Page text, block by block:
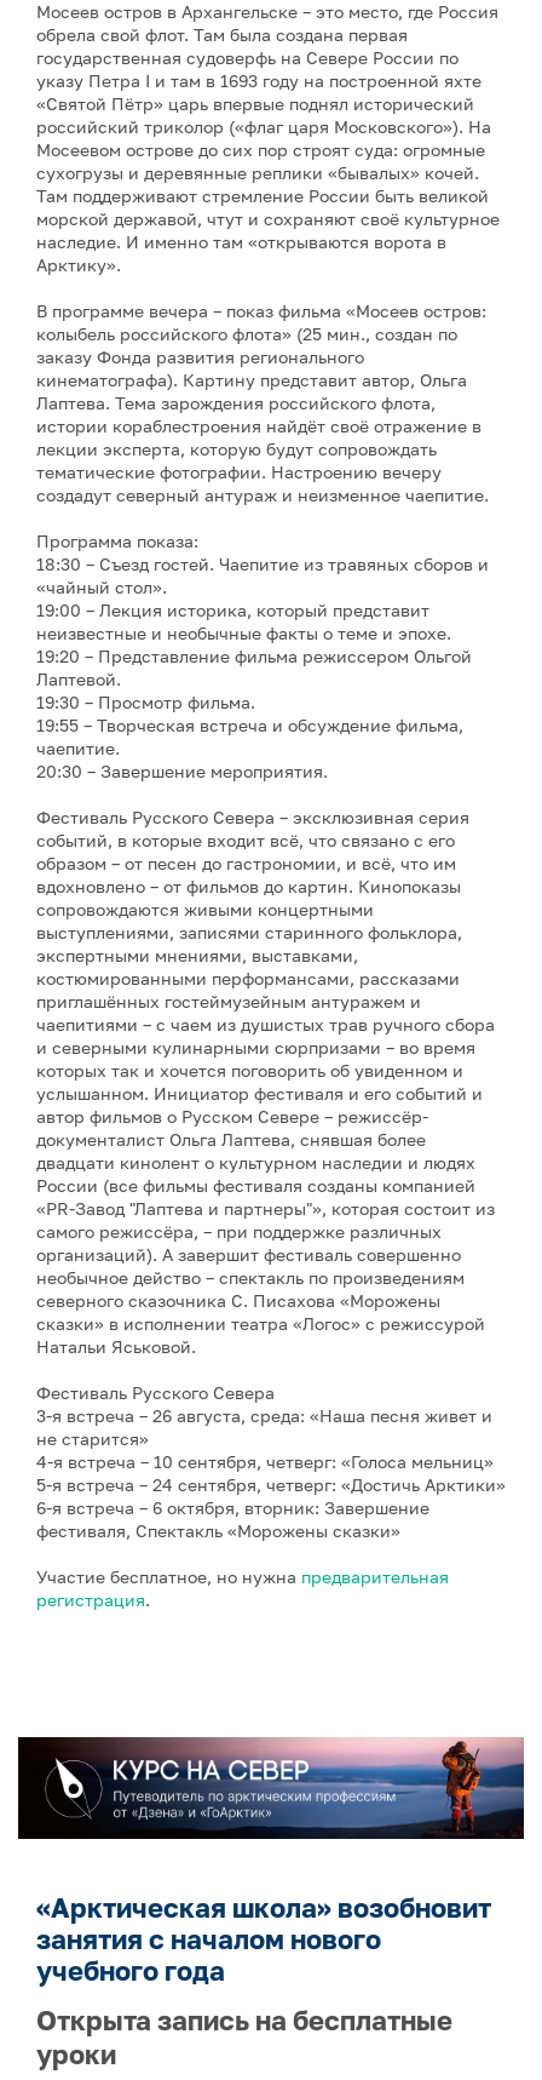
Мосеев остров в Архангельске – это место, где Россия
обрела свой флот. Там была создана первая
государственная судоверфь на Севере России по
указу Петра I и там в 1693 году на построенной яхте
«Святой Пётр» царь впервые поднял исторический
российский триколор («флаг царя Московского»). На
Мосеевом острове до сих пор строят суда: огромные
сухогрузы и деревянные реплики «бывалых» кочей.
Там поддерживают стремление России быть великой
морской державой, чтут и сохраняют своё культурное
наследие. И именно там «открываются ворота в
Арктику».
В программе вечера – показ фильма «Мосеев остров:
колыбель российского флота» (25 мин., создан по
заказу Фонда развития регионального
кинематографа). Картину представит автор, Ольга
Лаптева. Тема зарождения российского флота,
истории кораблестроения найдёт своё отражение в
лекции эксперта, которую будут сопровождать
тематические фотографии. Настроению вечеру
создадут северный антураж и неизменное чаепитие.
Программа показа:
18:30 – Съезд гостей. Чаепитие из травяных сборов и
«чайный стол».
19:00 – Лекция историка, который представит
неизвестные и необычные факты о теме и эпохе.
19:20 – Представление фильма режиссером Ольгой
Лаптевой.
19:30 – Просмотр фильма.
19:55 – Творческая встреча и обсуждение фильма,
чаепитие.
20:30 – Завершение мероприятия.
Фестиваль Русского Севера – эксклюзивная серия
событий, в которые входит всё, что связано с его
образом – от песен до гастрономии, и всё, что им
вдохновлено – от фильмов до картин. Кинопоказы
сопровождаются живыми концертными
выступлениями, записями старинного фольклора,
экспертными мнениями, выставками,
костюмированными перформансами, рассказами
приглашённых гостеймузейным антуражем и
чаепитиями – с чаем из душистых трав ручного сбора
и северными кулинарными сюрпризами – во время
которых так и хочется поговорить об увиденном и
услышанном. Инициатор фестиваля и его событий и
автор фильмов о Русском Севере – режиссёр-
документалист Ольга Лаптева, снявшая более
двадцати кинолент о культурном наследии и людях
России (все фильмы фестиваля созданы компанией
«PR-Завод "Лаптева и партнеры"», которая состоит из
самого режиссёра, – при поддержке различных
организаций). А завершит фестиваль совершенно
необычное действо – спектакль по произведениям
северного сказочника С. Писахова «Морожены
сказки» в исполнении театра «Логос» с режиссурой
Натальи Яськовой.
Фестиваль Русского Севера
3-я встреча – 26 августа, среда: «Наша песня живет и
не старится»
4-я встреча – 10 сентября, четверг: «Голоса мельниц»
5-я встреча – 24 сентября, четверг: «Достичь Арктики»
6-я встреча – 6 октября, вторник: Завершение
фестиваля, Спектакль «Морожены сказки»
Участие бесплатное, но нужна предварительная
регистрация.
«Арктическая школа» возобновит
занятия с началом нового
учебного года
Открыта запись на бесплатные
уроки